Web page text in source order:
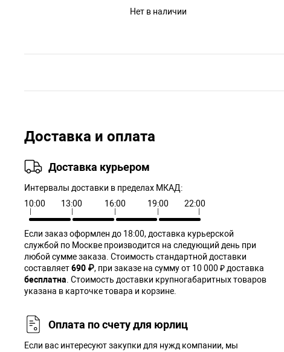
Нет в наличии
Доставка и оплата
Доставка курьером
Интервалы доставки в пределах МКАД:
10:00
13:00 16:00 19:00 22:00
Если заказ оформлен до 18:00, доставка курьерской
службой по Москве производится на следующий день при
любой сумме заказа. Cтоимость стандартной доставки
составляет690 ₽, при заказе на сумму от 10 000 ₽ доставка
бесплатна . Стоимость доставки крупногабаритных товаров
указана в карточке товара и корзине.
Оплата по счету для юрлиц
Если вас интересуют закупки для нужд компании, мы